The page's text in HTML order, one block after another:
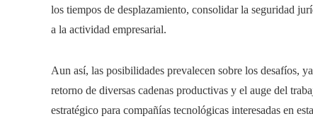
los tiempos de desplazamiento, consolidar la seguridad
a la actividad empresarial.
Aun así, las posibilidades prevalecen sobre los desafíos,
retorno de diversas cadenas productivas y el auge del
estratégico para compañías tecnológicas interesadas en